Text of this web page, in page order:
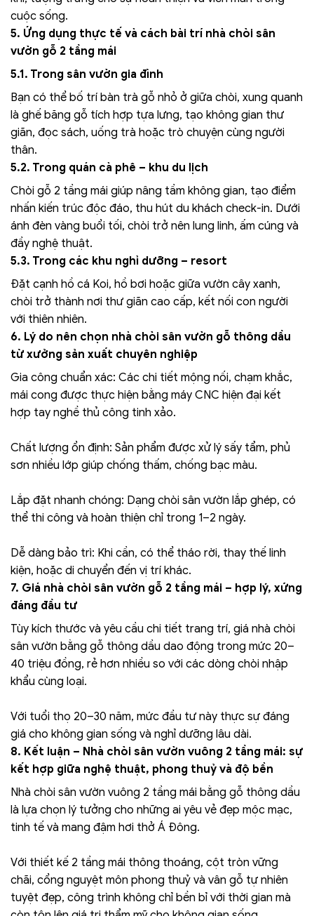
cuộc sống.
5. Ứng dụng thực tế và cách bài trí nhà chòi sân
vườn gỗ 2 tầng mái
5.1. Trong sân vườn gia đình
Bạn có thể bố trí bàn trà gỗ nhỏ ở giữa chòi, xung quanh
là ghế băng gỗ tích hợp tựa lưng, tạo không gian thư
giãn, đọc sách, uống trà hoặc trò chuyện cùng người
thân.
5.2. Trong quán cà phê – khu du lịch
Chòi gỗ 2 tầng mái giúp nâng tầm không gian, tạo điểm
nhấn kiến trúc độc đáo, thu hút du khách check-in. Dưới
ánh đèn vàng buổi tối, chòi trở nên lung linh, ấm cúng và
đầy nghệ thuật.
5.3. Trong các khu nghỉ dưỡng – resort
Đặt cạnh hồ cá Koi, hồ bơi hoặc giữa vườn cây xanh,
chòi trở thành nơi thư giãn cao cấp, kết nối con người
với thiên nhiên.
6. Lý do nên chọn nhà chòi sân vườn gỗ thông dầu
từ xưởng sản xuất chuyên nghiệp
Gia công chuẩn xác: Các chi tiết mộng nối, chạm khắc,
mái cong được thực hiện bằng máy CNC hiện đại kết
hợp tay nghề thủ công tinh xảo.
Chất lượng ổn định: Sản phẩm được xử lý sấy tẩm, phủ
sơn nhiều lớp giúp chống thấm, chống bạc màu.
Lắp đặt nhanh chóng: Dạng chòi sân vườn lắp ghép, có
thể thi công và hoàn thiện chỉ trong 1–2 ngày.
Dễ dàng bảo trì: Khi cần, có thể tháo rời, thay thế linh
kiện, hoặc di chuyển đến vị trí khác.
7. Giá nhà chòi sân vườn gỗ 2 tầng mái – hợp lý, xứng
đáng đầu tư
Tùy kích thước và yêu cầu chi tiết trang trí, giá nhà chòi
sân vườn bằng gỗ thông dầu dao động trong mức 20–
40 triệu đồng, rẻ hơn nhiều so với các dòng chòi nhập
khẩu cùng loại.
Với tuổi thọ 20–30 năm, mức đầu tư này thực sự đáng
giá cho không gian sống và nghỉ dưỡng lâu dài.
8. Kết luận – Nhà chòi sân vườn vuông 2 tầng mái: sự
kết hợp giữa nghệ thuật, phong thuỷ và độ bền
Nhà chòi sân vườn vuông 2 tầng mái bằng gỗ thông dầu
là lựa chọn lý tưởng cho những ai yêu vẻ đẹp mộc mạc,
tinh tế và mang đậm hơi thở Á Đông.
Với thiết kế 2 tầng mái thông thoáng, cột tròn vững
chãi, cổng nguyệt môn phong thuỷ và vân gỗ tự nhiên
tuyệt đẹp, công trình không chỉ bền bỉ với thời gian mà